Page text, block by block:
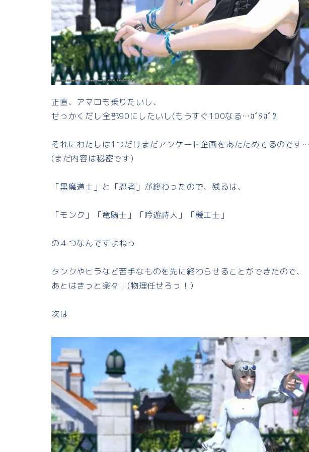
正直、アマロも乗りたいし、
せっかくだし全部90にしたいし(もうすぐ100なる…ｶﾞﾀｶﾞﾀ
それにわたしは1つだけまだアンケート企画をあたためてるのです…
(まだ内容は秘密です)
「黒魔道士」と「忍者」が終わったので、残るは、
「モンク」「竜騎士」「吟遊詩人」「機工士」
の４つなんですよねっ
タンクやヒラなど苦手なものを先に終わらせることができたので、
あとはきっと楽々！(物理任せろっ！）
次は